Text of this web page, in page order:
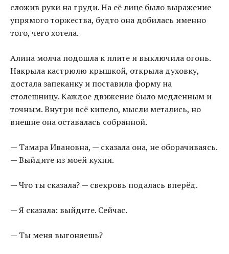
сложив руки на груди. На её лице было выражение
упрямого торжества, будто она добилась именно
того, чего хотела.
Алина молча подошла к плите и выключила огонь.
Накрыла кастрюлю крышкой, открыла духовку,
достала запеканку и поставила форму на
столешницу. Каждое движение было медленным и
точным. Внутри всё кипело, мысли метались, но
внешне она оставалась собранной.
— Тамара Ивановна, — сказала она, не оборачиваясь.
— Выйдите из моей кухни.
— Что ты сказала? — свекровь подалась вперёд.
— Я сказала: выйдите. Сейчас.
— Ты меня выгоняешь?